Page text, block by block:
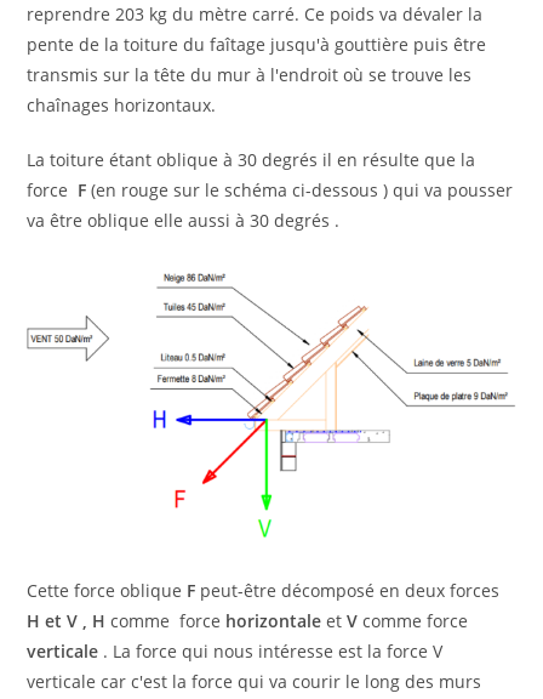
reprendre 203 kg du mètre carré. Ce poids va dévaler la
pente de la toiture du faîtage jusqu'à gouttière puis être
transmis sur la tête du mur à l'endroit où se trouve les
chaînages horizontaux.
La toiture étant oblique à 30 degrés il en résulte que la
force F (en rouge sur le schéma ci-dessous ) qui va pousser
va être oblique elle aussi à 30 degrés .
Cette force oblique F peut-être décomposé en deux forces
H et V , H comme force horizontale etV comme force
verticale . La force qui nous intéresse est la force V
verticale car c'est la force qui va courir le long des murs